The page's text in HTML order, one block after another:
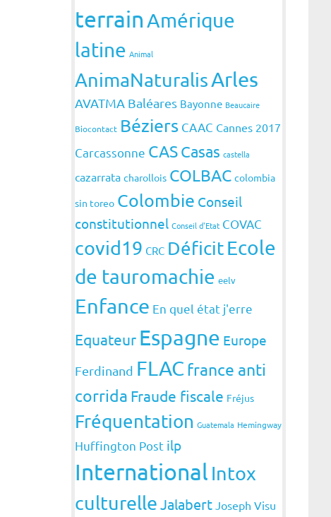
terrainAmérique
latine Animal
AnimaNaturalisArles
AVATMA Baléares Bayonne Beaucaire
Biocontact Béziers CAAC Cannes 2017
Carcassonne CASCasas castella
cazarrata charollois COLBAC colombia
sin toreo Colombie Conseil
constitutionnel Conseil d'Etat COVAC
covid19 CRC DéficitEcole
de tauromachie eelv
Enfance En quel état j'erre
Equateur Espagne Europe
Ferdinand FLAC france anti
corrida Fraude fiscale Fréjus
Fréquentation Guatemala Hemingway
Huffington Post ilp
International Intox
culturelle Jalabert Joseph Visu